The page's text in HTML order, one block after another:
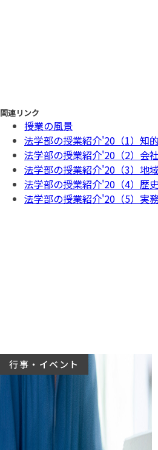
関連リンク
授業の風景
法学部の授業紹介'20（1）知
法学部の授業紹介'20（2）
法学部の授業紹介'20（3）地
法学部の授業紹介'20（4）
法学部の授業紹介'20（5）実
行事・イベント